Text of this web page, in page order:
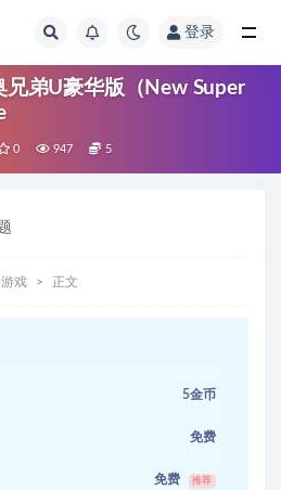
登录
兄弟U豪华版（New Super
0 947 5
戏 正文
5金币
免费
免费 推荐